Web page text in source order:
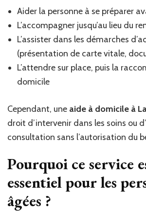
Aider la personne à se préparer
L’accompagner jusqu’au lieu du
L’assister dans les démarches
(présentation de carte vitale,
L’attendre sur place, puis la
domicile
Cependant, une aide à domicile à
droit d’intervenir dans les soins ou
consultation sans l’autorisation du
Pourquoi ce service
essentiel pour les
âgées ?